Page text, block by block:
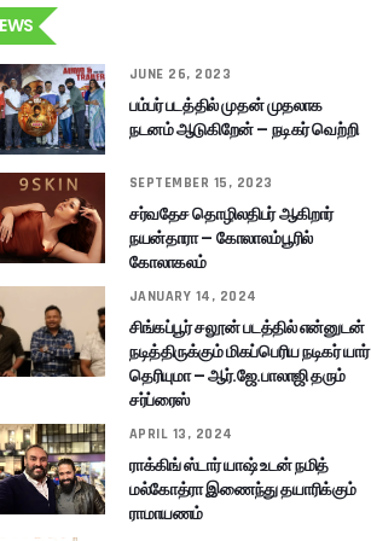
JUNE 26, 2023
பம்பர் படத்தில் முதன் முதலாக
நடனம் ஆடுகிறேன் – நடிகர் வெற்றி
SEPTEMBER 15, 2023
சர்வதேச தொழிலதிபர் ஆகிறார்
நயன்தாரா – கோலாலம்பூரில்
கோலாகலம்
JANUARY 14, 2024
சிங்கப்பூர் சலூன் படத்தில் என்னுடன்
நடித்திருக்கும் மிகப்பெரிய நடிகர் யார்
தெரியுமா – ஆர்.ஜே.பாலாஜி தரும்
சர்ப்ரைஸ்
APRIL 13, 2024
ராக்கிங் ஸ்டார் யாஷ் உடன் நமித்
மல்கோத்ரா இணைந்து தயாரிக்கும்
ராமாயணம்